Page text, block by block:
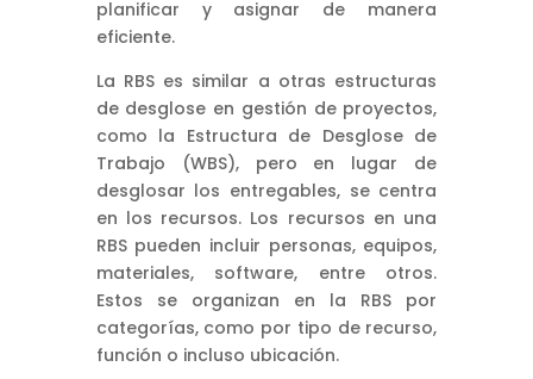
planificar y asignar de manera
eficiente.
La RBS es similar a otras estructuras
de desglose en gestión de proyectos,
como la Estructura de Desglose de
Trabajo (WBS), pero en lugar de
desglosar los entregables, se centra
en los recursos. Los recursos en una
RBS pueden incluir personas, equipos,
materiales, software, entre otros.
Estos se organizan en la RBS por
categorías, como por tipo de recurso,
función o incluso ubicación.